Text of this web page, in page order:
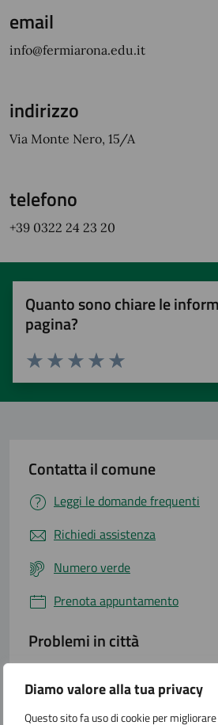
Diamo valore alla tua privacy
Questo sito fa uso di cookie per
email
info@fermiarona.edu.it
indirizzo
Via Monte Nero, 15/A
telefono
+39 0322 24 23 20
Quanto sono chiare le
pagina?
Valuta 5 stelle su 5
Valuta 4 stelle su 5
Valuta 3 stelle su 5
Valuta 2 stelle su 5
Valuta 1 stelle su 5
Contatta il comune
Leggi le domande frequenti
Richiedi assistenza
Numero verde
Prenota appuntamento
Problemi in città